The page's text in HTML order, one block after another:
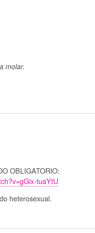
molar.
OBLIGATORIO:
tuaYtU
heterosexual.